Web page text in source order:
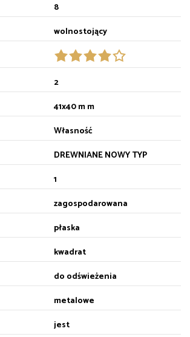
8
wolnostojący
2
41x40 m m
Własność
DREWNIANE NOWY TYP
1
zagospodarowana
płaska
kwadrat
do odświeżenia
metalowe
jest